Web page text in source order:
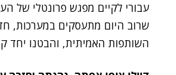
עבורי לקיים מפגש פרונטלי של
שרוב היום מתעסקים במערכות,
השותפות האמיתית, והבטנו